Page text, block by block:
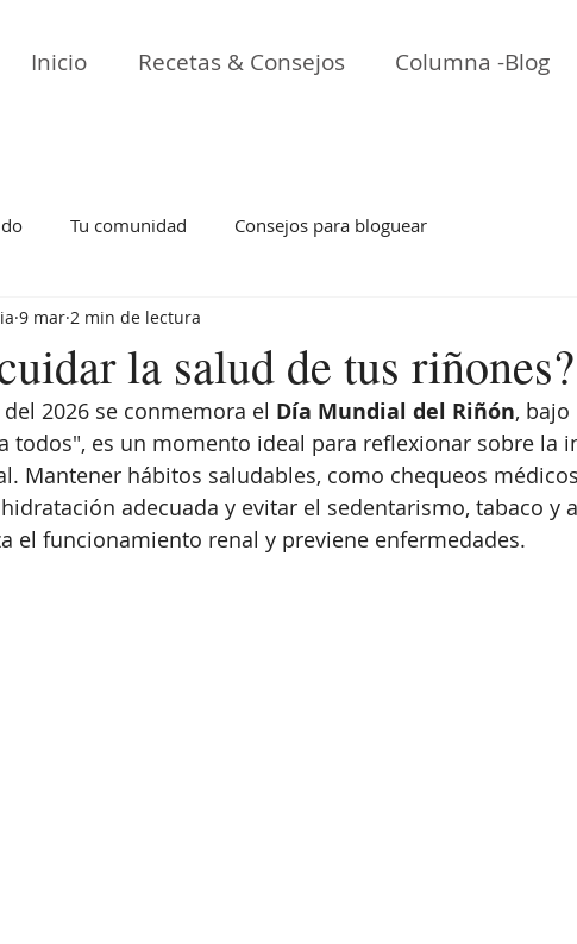
Inicio Recetas & Consejos Columna -Blog
Tu comunidad Consejos para bloguear
la salud de tus riñones?
9 mar 2 min de lectura
del 2026 se conmemora el Día Mundial del Riñón, bajo
todos", es un momento ideal para reflexionar sobre la
Mantener hábitos saludables, como chequeos
adecuada y evitar el sedentarismo, tabaco y
el funcionamiento renal y previene enfermedades.